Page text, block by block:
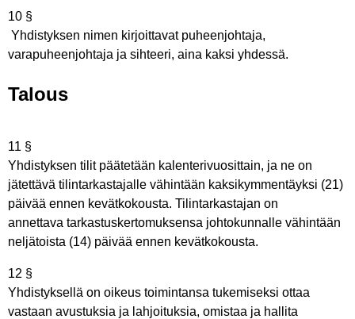
10 §
Yhdistyksen nimen kirjoittavat puheenjohtaja,
varapuheenjohtaja ja sihteeri, aina kaksi yhdessä.
Talous
11 §
Yhdistyksen tilit päätetään kalenterivuosittain, ja ne on
jätettävä tilintarkastajalle vähintään kaksikymmentäyksi (21)
päivää ennen kevätkokousta. Tilintarkastajan on
annettava tarkastuskertomuksensa johtokunnalle vähintään
neljätoista (14) päivää ennen kevätkokousta.
12 §
Yhdistyksellä on oikeus toimintansa tukemiseksi ottaa
vastaan avustuksia ja lahjoituksia, omistaa ja hallita